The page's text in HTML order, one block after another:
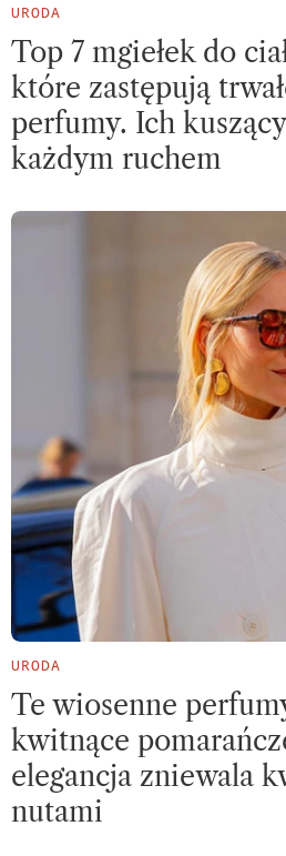
URODA
Top 7 mgiełek do
które zastępują
perfumy. Ich
każdym ruchem
URODA
Te wiosenne
kwitnące
elegancja zniewala
nutami